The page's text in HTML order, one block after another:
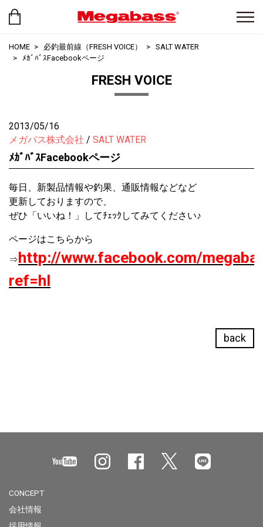
HOME 必釣最前線（FRESH VOICE）
SALT WATER
ﾒｶﾞﾊﾞｽFacebookページ
FRESH VOICE
2013/05/16
メガバス株式会社
SALT WATER
ﾒｶﾞﾊﾞｽFacebookページ
毎日、新製品情報や釣果、通販情報などなど
更新しておりますので、
ぜひ「いいね！」してﾁｪｯｸしてみてください♪
ページはこちらから
⇒http://www.facebook.com/
ref=hl
back
CONCEPT
会社情報